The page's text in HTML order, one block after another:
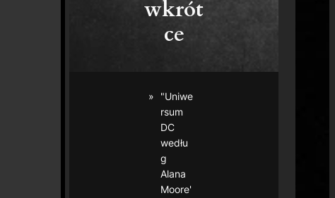
wkrót
ce
"Uniwe
rsum
DC
wedłu
g
Alana
Moore'